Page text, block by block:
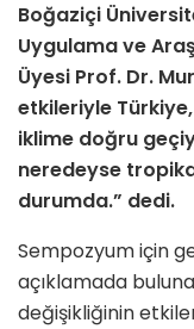
Boğaziçi
Uygulama ve
Üyesi Prof. Dr.
etkileriyle
iklime doğru
neredeyse
durumda.” dedi.
Sempozyum için
açıklamada
değişikliğinin